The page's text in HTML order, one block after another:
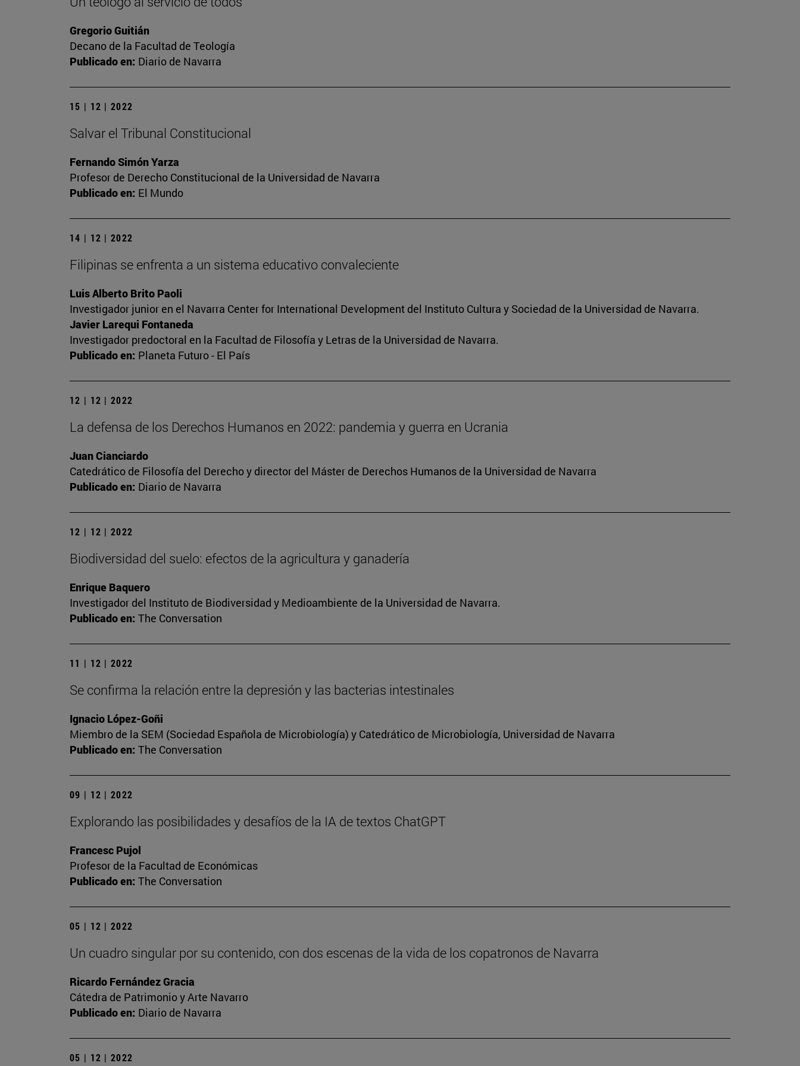
Gregorio Guitián
Decano de la Facultad de Teología
Publicado en: Diario de Navarra
15 | 12 | 2022
Salvar el Tribunal Constitucional
Fernando Simón Yarza
Profesor de Derecho Constitucional de la Universidad de Navarra
Publicado en: El Mundo
14 | 12 | 2022
Filipinas se enfrenta a un sistema educativo convaleciente
Luis Alberto Brito Paoli
Investigador junior en el Navarra Center for International Development del Instituto Cultura y Sociedad de la Universidad de Navarra.
Javier Larequi Fontaneda
Investigador predoctoral en la Facultad de Filosofía y Letras de la Universidad de Navarra.
Publicado en: Planeta Futuro - El País
12 | 12 | 2022
La defensa de los Derechos Humanos en 2022: pandemia y guerra en Ucrania
Juan Cianciardo
Catedrático de Filosofía del Derecho y director del Máster de Derechos Humanos de la Universidad de Navarra
Publicado en: Diario de Navarra
12 | 12 | 2022
Biodiversidad del suelo: efectos de la agricultura y ganadería
Enrique Baquero
Investigador del Instituto de Biodiversidad y Medioambiente de la Universidad de Navarra.
Publicado en: The Conversation
11 | 12 | 2022
Se confirma la relación entre la depresión y las bacterias intestinales
Ignacio López-Goñi
Miembro de la SEM (Sociedad Española de Microbiología) y Catedrático de Microbiología, Universidad de Navarra
Publicado en: The Conversation
09 | 12 | 2022
Explorando las posibilidades y desafíos de la IA de textos ChatGPT
Francesc Pujol
Profesor de la Facultad de Económicas
Publicado en: The Conversation
05 | 12 | 2022
Un cuadro singular por su contenido, con dos escenas de la vida de los copatronos de Navarra
Ricardo Fernández Gracia
Cátedra de Patrimonio y Arte Navarro
Publicado en: Diario de Navarra
05 | 12 | 2022